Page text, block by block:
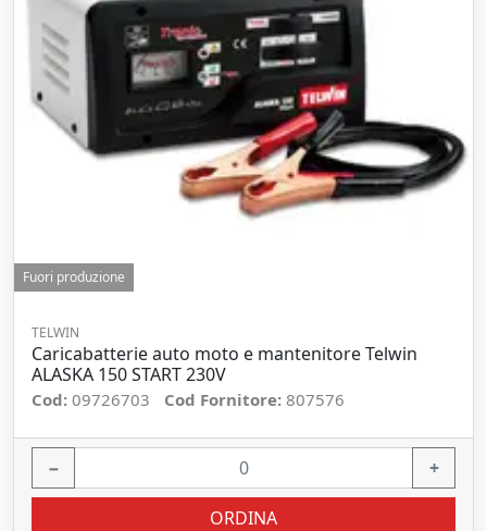
Fuori produzione
TELWIN
Caricabatterie auto moto e mantenitore Telwin
ALASKA 150 START 230V
Cod: 09726703 Cod Fornitore: 807576
− +
ORDINA